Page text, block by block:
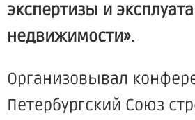
экспертизы и
недвижимости».
Организовывал
Петербургский Союз